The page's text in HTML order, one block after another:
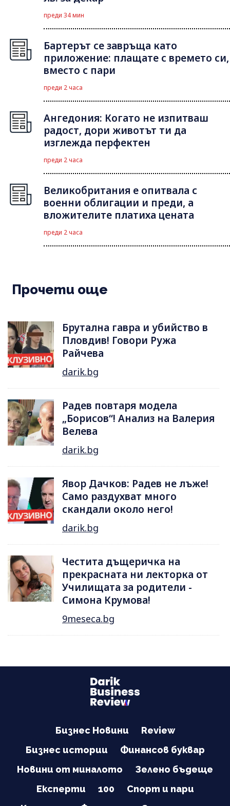
преди 34 мин
Бартерът се завръща като
приложение: плащате с времето си,
вместо с пари
преди 2 часа
Ангедония: Когато не изпитваш
радост, дори животът ти да
изглежда перфектен
преди 2 часа
Великобритания е опитвала с
военни облигации и преди, а
вложителите платиха цената
преди 2 часа
Прочети още
Брутална гавра и убийство в
Пловдив! Говори Ружа
Райчева
darik.bg
Радев повтаря модела
„Борисов“! Анализ на Валерия
Велева
darik.bg
Явор Дачков: Радев не лъже!
Само раздухват много
скандали около него!
darik.bg
Честита дъщеричка на
прекрасната ни лекторка от
Училищата за родители -
Симона Крумова!
9meseca.bg
Бизнес Новини
Review
Бизнес истории
Финансов буквар
Новини от миналото
Зелено бъдеще
Експерти
100
Спорт и пари